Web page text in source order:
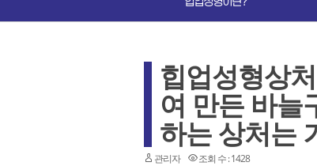
힙업성형상
여 만든 바늘
하는 상처는
관리자 조회 수 : 1428